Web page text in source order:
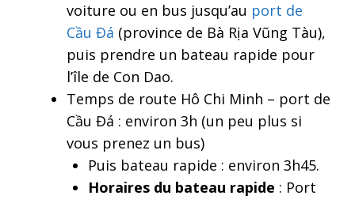
voiture ou en bus jusqu’au port de
Cầu Đá (province de Bà Rịa Vũng Tàu),
puis prendre un bateau rapide pour
l’île de Con Dao.
Temps de route Hô Chi Minh – port de
Cầu Đá : environ 3h (un peu plus si
vous prenez un bus)
Puis bateau rapide : environ 3h45.
Horaires du bateau rapide : Port